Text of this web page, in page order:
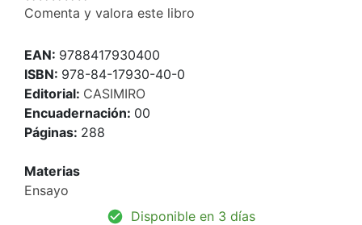
Comenta y valora este libro
EAN: 9788417930400
ISBN: 978-84-17930-40-0
Editorial: CASIMIRO
Encuadernación: 00
Páginas: 288
Materias
Ensayo
Disponible en 3 días